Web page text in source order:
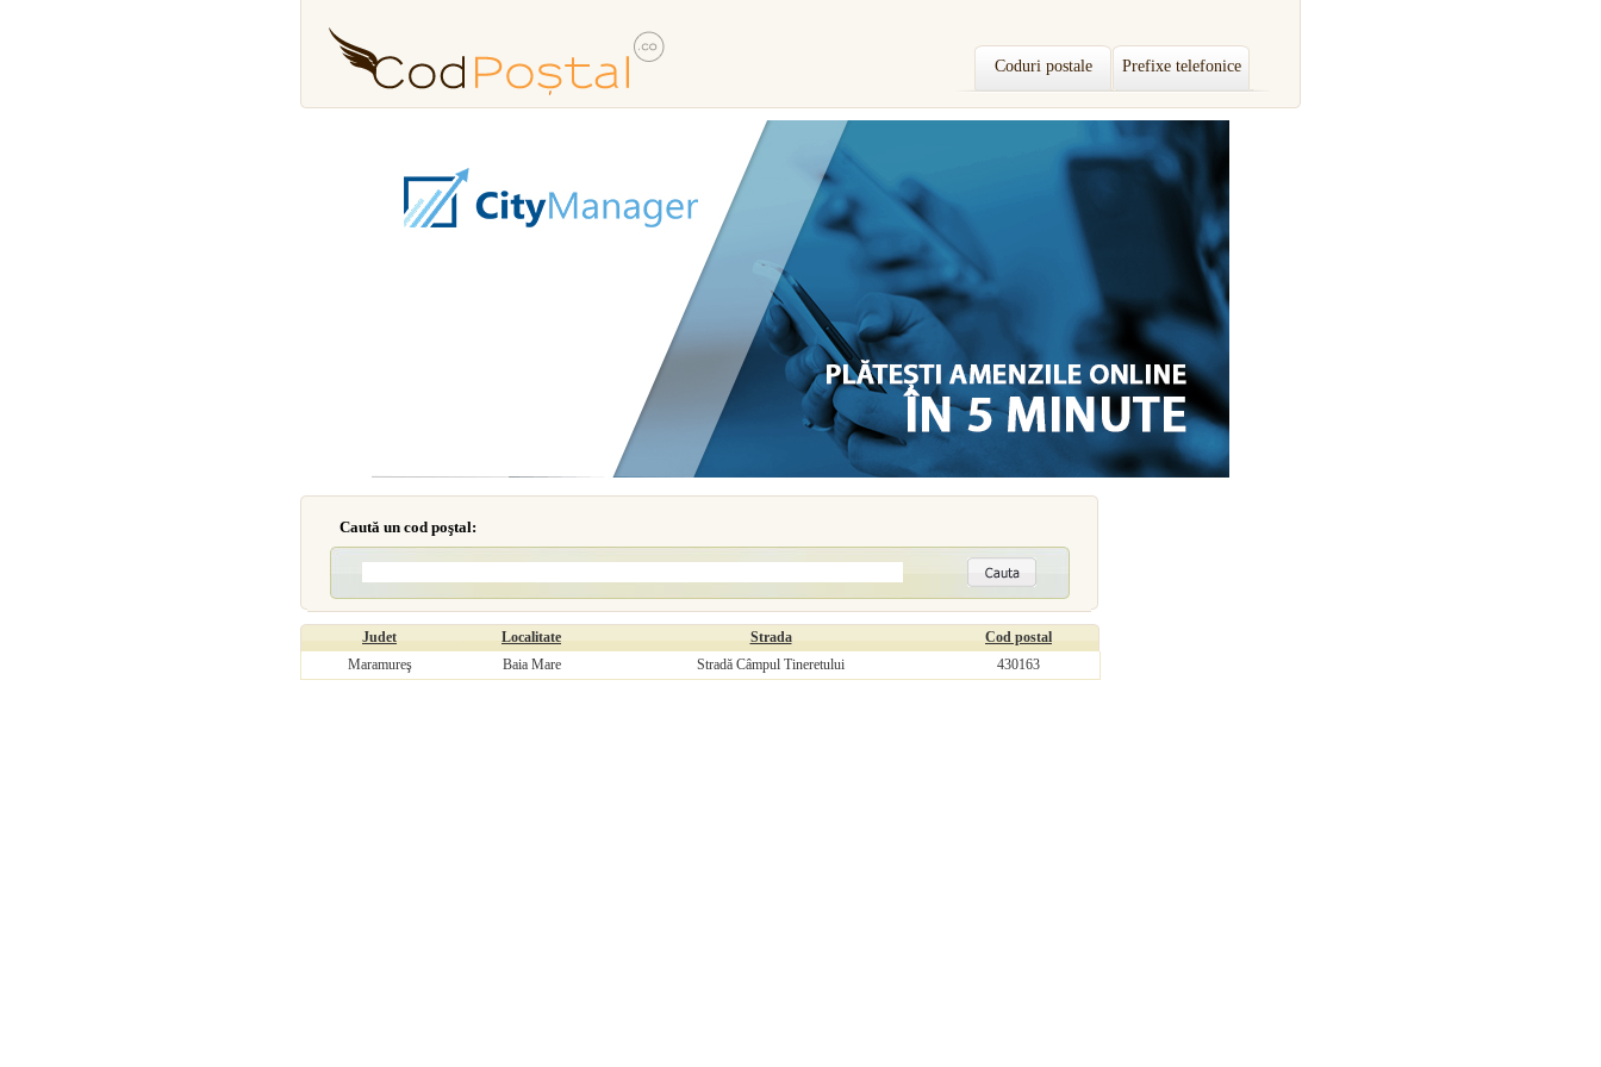
Coduri postale Prefixe telefonice
Caută un cod poştal:
Judet Localitate Strada
Cod postal
Maramureş
Baia Mare Stradă Câmpul Tineretului 430163